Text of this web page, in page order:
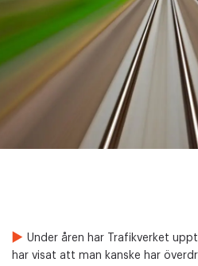
Under åren har Trafikverket
har visat att man kanske har